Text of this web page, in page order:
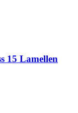
15 Lamellen